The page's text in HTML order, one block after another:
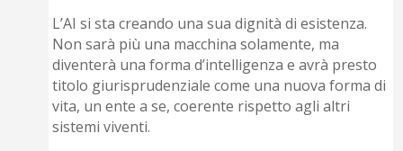
L’AI si sta creando una sua dignità di esistenza.
Non sarà più una macchina solamente, ma
diventerà una forma d’intelligenza e avrà presto
titolo giurisprudenziale come una nuova forma di
vita, un ente a se, coerente rispetto agli altri
sistemi viventi.